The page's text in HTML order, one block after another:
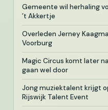
Gemeente wil herhaling
’t Akkertje
Overleden Jerney
Voorburg
Magic Circus komt later
gaan wel door
Jong muziektalent krijgt
Rijswijk Talent Event